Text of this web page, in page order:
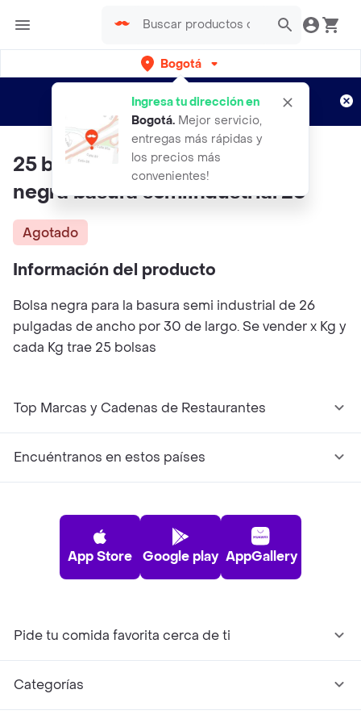
Bogotá
Ingresa tu dirección en
Bogotá. Mejor servicio,
entregas más rápidas y
los precios más
convenientes!
envíos gratis por semanas
Aplican TyC
25 bolsas aprox x Kg de bolsa
negra basura semiindustrial 26
Agotado
Información del producto
Bolsa negra para la basura semi industrial de 26
pulgadas de ancho por 30 de largo. Se vender x Kg y
cada Kg trae 25 bolsas
Top Marcas y Cadenas de Restaurantes
Encuéntranos en estos países
App Store Google play AppGallery
Pide tu comida favorita cerca de ti
Categorías